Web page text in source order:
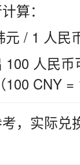
算：
/ 1 人民
人民
CNY =
，实际